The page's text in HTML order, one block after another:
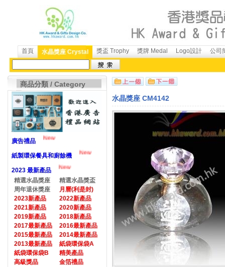
首頁 水晶獎座 Crystal 獎盃 Trophy 獎牌 Medal Logo設計 公司
商品分類 / Category
廣告禮品 New
紙製環保餐具和廚餘機 New
2023 最新產品
New
精選水晶獎座
精選水晶獎盃
周年退休獎座
月曆(利是封)
2023新產品
2022新產品
2021新產品
2020新產品
2019新產品
2018新產品
2017最新產品
2016最新產品
2015最新產品
2014最新產品
2013最新產品
紙袋環保袋A
紙袋環保袋B
精美產品
高級獎品
金箔禮品
水晶獎座 CM4142